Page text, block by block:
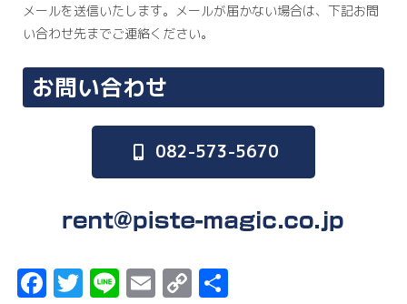
メールを送信いたします。メールが届かない場合は、下記お問
い合わせ先までご連絡ください。
お問い合わせ
082-573-5670
F T Li E C